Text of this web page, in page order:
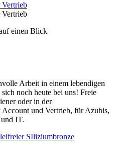
Vertrieb
Vertrieb
einen Blick
Arbeit in einem lebendigen
noch heute bei uns! Freie
oder in der
und Vertrieb, für Azubis,
IT.